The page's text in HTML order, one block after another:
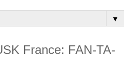
▼
France: FAN-TA-